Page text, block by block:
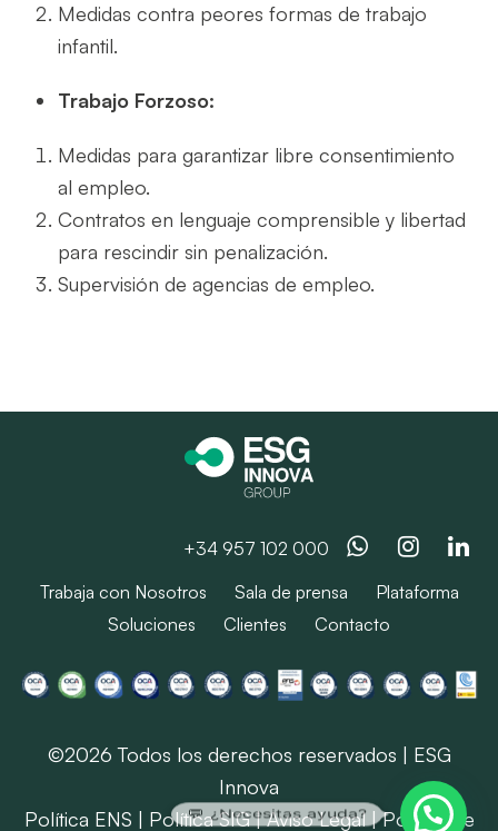
Medidas contra peores formas de trabajo
infantil.
Trabajo Forzoso:
Medidas para garantizar libre consentimiento
al empleo.
Contratos en lenguaje comprensible y libertad
para rescindir sin penalización.
Supervisión de agencias de empleo.
+34 957 102 000 Whatsapp
Trabaja con Nosotros Sala de prensa
Plataforma
Soluciones
Clientes Contacto
©2026 Todos los derechos reservados | ESG
Innova
Política ENS | Política SIG|Aviso Legal|Política de
💬 ¿Necesitas ayuda?